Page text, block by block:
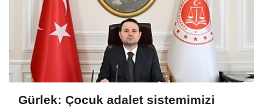
Gürlek: Çocuk adalet sistemimizi